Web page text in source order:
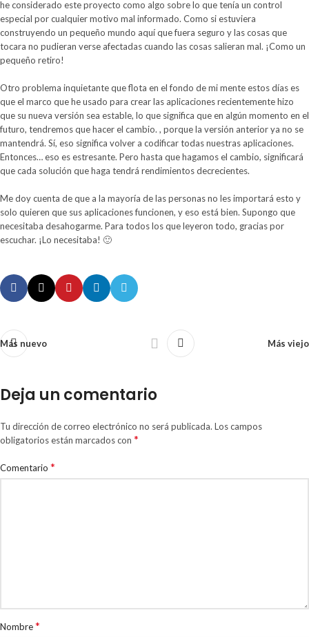
he considerado este proyecto como algo sobre lo que tenía un control
especial por cualquier motivo mal informado. Como si estuviera
construyendo un pequeño mundo aquí que fuera seguro y las cosas que
tocara no pudieran verse afectadas cuando las cosas salieran mal. ¡Como un
pequeño retiro!
Otro problema inquietante que flota en el fondo de mi mente estos días es
que el marco que he usado para crear las aplicaciones recientemente hizo
que su nueva versión sea estable, lo que significa que en algún momento en el
futuro, tendremos que hacer el cambio. , porque la versión anterior ya no se
mantendrá. Sí, eso significa volver a codificar todas nuestras aplicaciones.
Entonces… eso es estresante. Pero hasta que hagamos el cambio, significará
que cada solución que haga tendrá rendimientos decrecientes.
Me doy cuenta de que a la mayoría de las personas no les importará esto y
solo quieren que sus aplicaciones funcionen, y eso está bien. Supongo que
necesitaba desahogarme. Para todos los que leyeron todo, gracias por
escuchar. ¡Lo necesitaba! 🙂
Más nuevo Más viejo
Deja un comentario
Tu dirección de correo electrónico no será publicada. Los campos
obligatorios están marcados con *
Comentario *
Nombre*